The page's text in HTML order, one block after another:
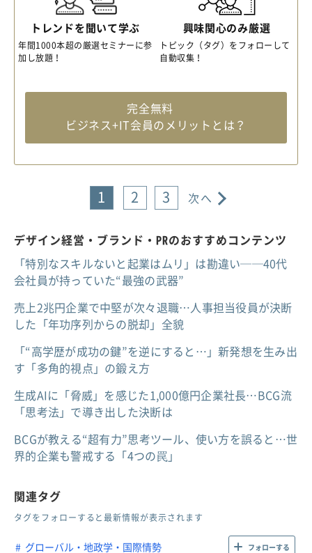
トレンドを聞いて学ぶ
年間1000本超の厳選セミナーに参
加し放題！
興味関心のみ厳選
トピック（タグ）をフォローして
自動収集！
完全無料
ビジネス+IT会員のメリットとは？
1 2 3 次へ
デザイン経営・ブランド・PRのおすすめコンテンツ
「特別なスキルないと起業はムリ」は勘違い──40代
会社員が持っていた“最強の武器”
売上2兆円企業で中堅が次々退職…人事担当役員が決断
した「年功序列からの脱却」全貌
「“高学歴が成功の鍵”を逆にすると…」新発想を生み出
す「多角的視点」の鍛え方
生成AIに「脅威」を感じた1,000億円企業社長…BCG流
「思考法」で導き出した決断は
BCGが教える“超有力”思考ツール、使い方を誤ると…世
界的企業も警戒する「4つの罠」
関連タグ
タグをフォローすると最新情報が表示されます
グローバル・地政学・国際情勢 フォローする